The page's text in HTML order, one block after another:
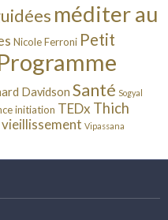
méditer au
Nicole Ferroni Petit
Davidson Santé Sogyal
initiation TEDx Thich
vieillissement Vipassana